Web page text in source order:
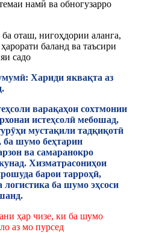
намӣ ва обногузарро
оташ, нигоҳдории аланга,
баланд ва таъсири
садо
Хариди яквақта аз
варақаҳои сохтмонии
истеҳсолӣ мебошад,
мустақили тадқиқотӣ
ба шумо беҳтарин
ва самаранокро
Хизматрасониҳои
барои тарроҳӣ,
логистика ба шумо эҳсоси
ҳар чизе, ки ба шумо
аз мо пурсед